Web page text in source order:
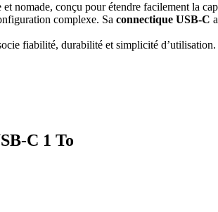
nomade, conçu pour étendre facilement la
complexe. Sa connectique USB-C
fiabilité, durabilité et simplicité
C 1 To